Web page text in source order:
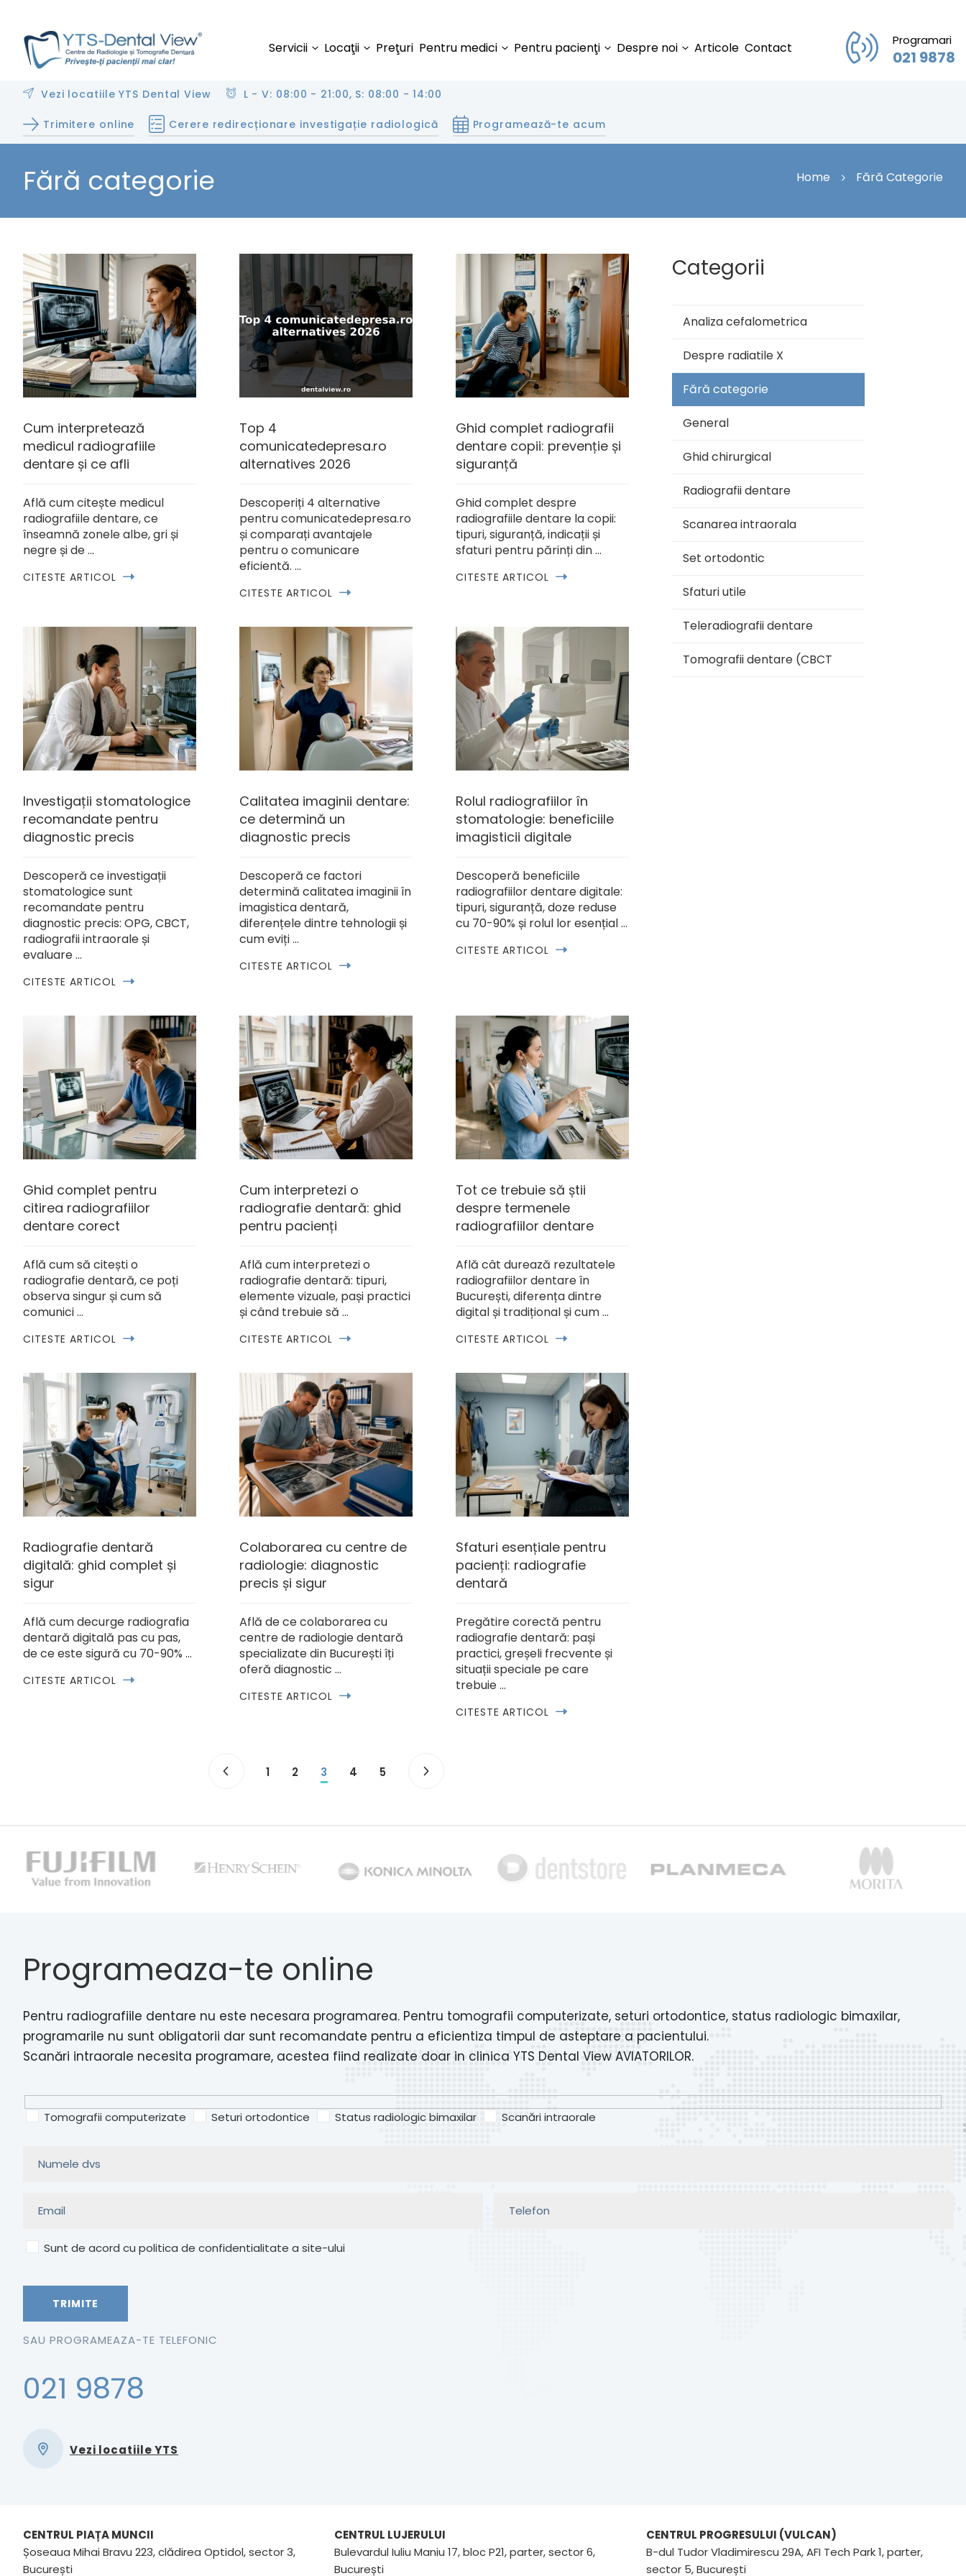
Servicii Locaţii Preţuri Pentru medici Pentru pacienţi Despre noi Articole Contact Programari
021 9878
Vezi locatiile YTS Dental View L - V: 08:00 - 21:00, S: 08:00 - 14:00
Trimitere online Cerere redirecționare investigație radiologică Programează-te acum
Fără categorie Home Fără Categorie
Cum interpretează
medicul radiografiile
dentare și ce afli
Află cum citește medicul
radiografiile dentare, ce
înseamnă zonele albe, gri și
negre și de …
CITESTE ARTICOL
Top 4
comunicatedepresa.ro
alternatives 2026
Descoperiți 4 alternative
pentru comunicatedepresa.ro
și comparați avantajele
pentru o comunicare
eficientă. …
CITESTE ARTICOL
Ghid complet radiografii
dentare copii: prevenție și
siguranță
Ghid complet despre
radiografiile dentare la copii:
tipuri, siguranță, indicații și
sfaturi pentru părinți din …
CITESTE ARTICOL
Investigații stomatologice
recomandate pentru
diagnostic precis
Descoperă ce investigații
stomatologice sunt
recomandate pentru
diagnostic precis: OPG, CBCT,
radiografii intraorale și
evaluare …
CITESTE ARTICOL
Calitatea imaginii dentare:
ce determină un
diagnostic precis
Descoperă ce factori
determină calitatea imaginii în
imagistica dentară,
diferențele dintre tehnologii și
cum eviți …
CITESTE ARTICOL
Rolul radiografiilor în
stomatologie: beneficiile
imagisticii digitale
Descoperă beneficiile
radiografiilor dentare digitale:
tipuri, siguranță, doze reduse
cu 70-90% și rolul lor esențial …
CITESTE ARTICOL
Ghid complet pentru
citirea radiografiilor
dentare corect
Află cum să citești o
radiografie dentară, ce poți
observa singur și cum să
comunici …
CITESTE ARTICOL
Cum interpretezi o
radiografie dentară: ghid
pentru pacienți
Află cum interpretezi o
radiografie dentară: tipuri,
elemente vizuale, pași practici
și când trebuie să …
CITESTE ARTICOL
Tot ce trebuie să știi
despre termenele
radiografiilor dentare
Află cât durează rezultatele
radiografiilor dentare în
București, diferența dintre
digital și tradițional și cum …
CITESTE ARTICOL
Radiografie dentară
digitală: ghid complet și
sigur
Află cum decurge radiografia
dentară digitală pas cu pas,
de ce este sigură cu 70-90% …
CITESTE ARTICOL
Colaborarea cu centre de
radiologie: diagnostic
precis și sigur
Află de ce colaborarea cu
centre de radiologie dentară
specializate din București îți
oferă diagnostic …
CITESTE ARTICOL
Sfaturi esențiale pentru
pacienți: radiografie
dentară
Pregătire corectă pentru
radiografie dentară: pași
practici, greșeli frecvente și
situații speciale pe care
trebuie …
CITESTE ARTICOL
1 2 3 4 5
Categorii
Analiza cefalometrica
Despre radiatile X
Fără categorie
General
Ghid chirurgical
Radiografii dentare
Scanarea intraorala
Set ortodontic
Sfaturi utile
Teleradiografii dentare
Tomografii dentare (CBCT
Programeaza-te online
Pentru radiografiile dentare nu este necesara programarea. Pentru tomografii computerizate, seturi ortodontice, status radiologic bimaxilar,
programarile nu sunt obligatorii dar sunt recomandate pentru a eficientiza timpul de asteptare a pacientului.
Scanări intraorale necesita programare, acestea fiind realizate doar in clinica YTS Dental View AVIATORILOR.
Tomografii computerizate Seturi ortodontice Status radiologic bimaxilar Scanări intraorale
Sunt de acord cu politica de confidentialitate a site-ului
SAU PROGRAMEAZA-TE TELEFONIC
021 9878
Vezi locatiile YTS
CENTRUL PIAȚA MUNCII
Șoseaua Mihai Bravu 223, clădirea Optidol, sector 3,
București
CENTRUL LUJERULUI
Bulevardul Iuliu Maniu 17, bloc P21, parter, sector 6,
București
CENTRUL PROGRESULUI (VULCAN)
B-dul Tudor Vladimirescu 29A, AFI Tech Park 1, parter,
sector 5, București